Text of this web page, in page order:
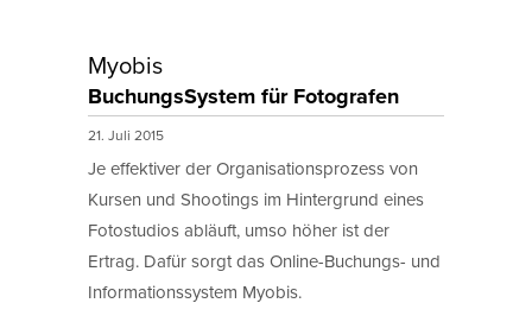
Myobis
BuchungsSystem für Fotografen
21. Juli 2015
Je effektiver der Organisationsprozess von
Kursen und Shootings im Hintergrund eines
Fotostudios abläuft, umso höher ist der
Ertrag. Dafür sorgt das Online-Buchungs- und
Informationssystem Myobis.